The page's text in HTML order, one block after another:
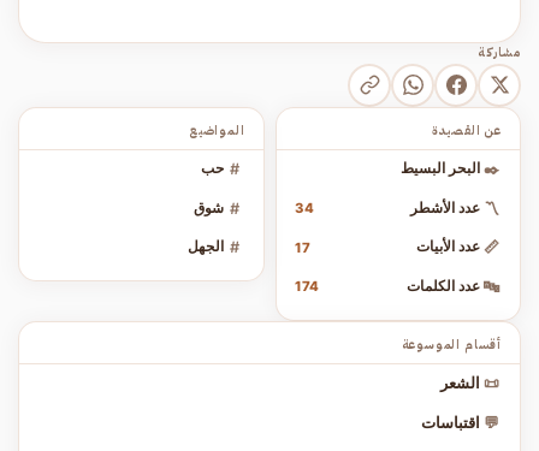
مشاركة
المواضيع
# حب
# شوق
# الجهل
عن القصيدة
✒️ البحر البسيط
〽️ عدد الأشطر 34
📏 عدد الأبيات 17
🔤 عدد الكلمات 174
أقسام الموسوعة
📜 الشعر
💬 اقتباسات